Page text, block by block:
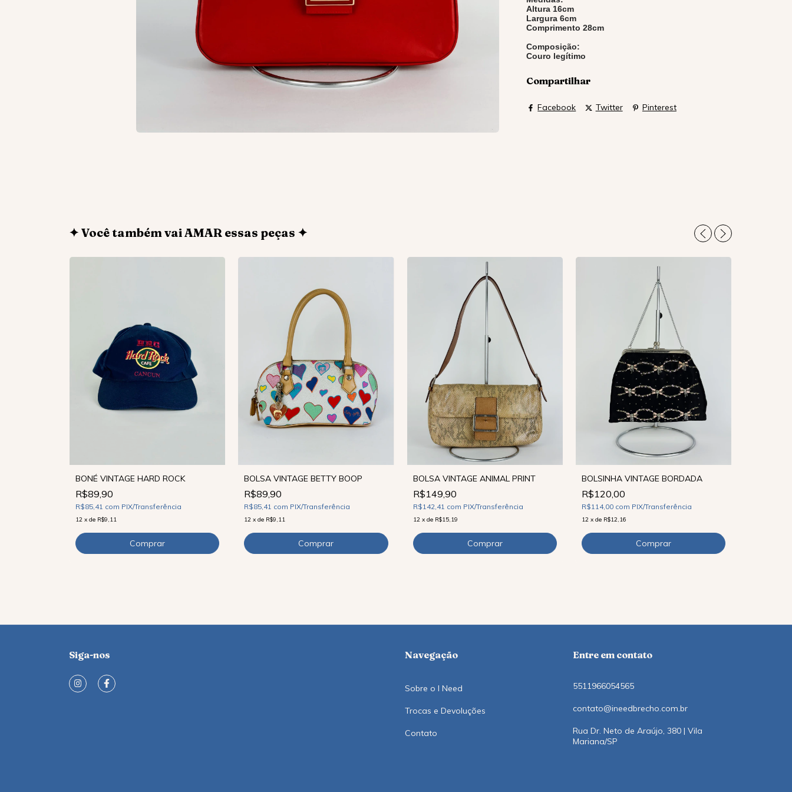
Altura 16cm
Largura 6cm
Comprimento 28cm
Composição:
Couro legítimo
Compartilhar
Facebook Twitter Pinterest
✦ Você também vai AMAR essas peças ✦
BONÉ VINTAGE HARD ROCK
R$89,90
R$85,41 com PIX/Transferência
12 x de R$9,11
BOLSA VINTAGE BETTY BOOP
R$89,90
R$85,41 com PIX/Transferência
12 xde R$9,11
BOLSA VINTAGE ANIMAL PRINT
R$149,90
R$142,41 com PIX/Transferência
12 x de R$15,19
BOLSINHA VINTAGE BORDADA
R$120,00
R$114,00 com PIX/Transferência
12 x de R$12,16
Siga-nos Navegação
Sobre o I Need
Trocas e Devoluções
Contato
Entre em contato
5511966054565
contato@ineedbrecho.com.br
Rua Dr. Neto de Araújo, 380 | Vila
Mariana/SP